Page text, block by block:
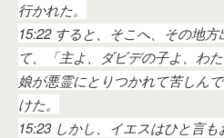
行かれた。
15:22 すると、そこへ、その地
て、「主よ、ダビデの子よ、わ
娘が悪霊にとりつかれて苦しん
けた。
15:23 しかし、イエスはひと言